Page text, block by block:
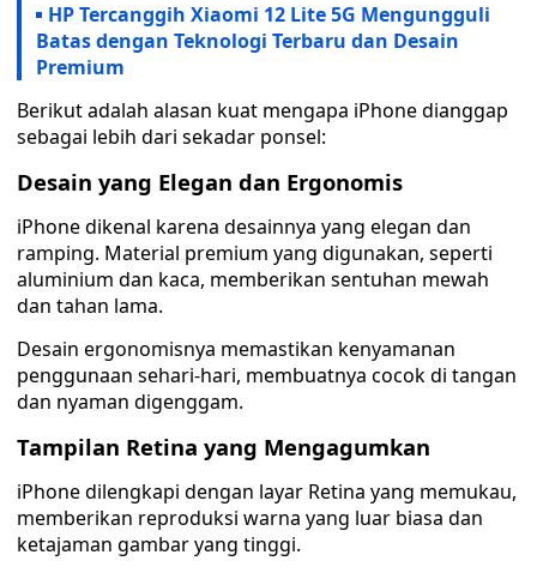
HP Tercanggih Xiaomi 12 Lite 5G Mengungguli
Batas dengan Teknologi Terbaru dan Desain
Premium
Berikut adalah alasan kuat mengapa iPhone dianggap
sebagai lebih dari sekadar ponsel:
Desain yang Elegan dan Ergonomis
iPhone dikenal karena desainnya yang elegan dan
ramping. Material premium yang digunakan, seperti
aluminium dan kaca, memberikan sentuhan mewah
dan tahan lama.
Desain ergonomisnya memastikan kenyamanan
penggunaan sehari-hari, membuatnya cocok di tangan
dan nyaman digenggam.
Tampilan Retina yang Mengagumkan
iPhone dilengkapi dengan layar Retina yang memukau,
memberikan reproduksi warna yang luar biasa dan
ketajaman gambar yang tinggi.